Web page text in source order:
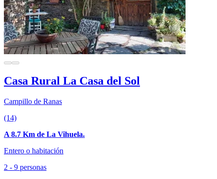
Casa Rural La Casa del Sol
Campillo de Ranas
(14)
A 8.7 Km de La Vihuela.
Entero o habitación
2 - 9 personas